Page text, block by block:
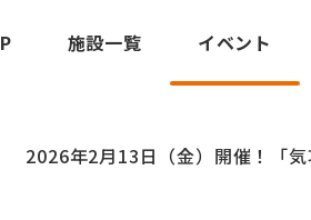
施設一覧 イベント
2026年2月13日（金）開催！「気